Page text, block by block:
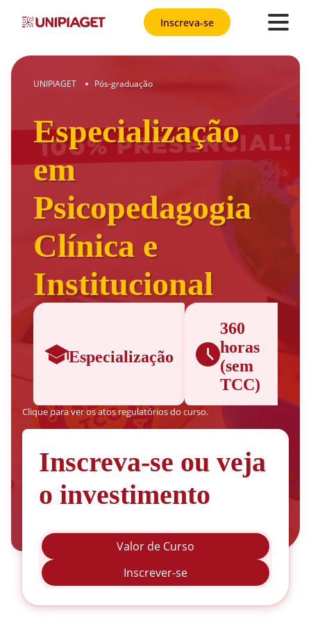
Inscreva-se
UNIPIAGET ● Pós-graduação
Especialização
em
Psicopedagogia
Clínica e
Institucional
Especialização
360
horas
(sem
TCC)
Inscreva-se ou veja
o investimento
Valor de Curso
Inscrever-se
Clique para ver os atos regulatórios do curso.